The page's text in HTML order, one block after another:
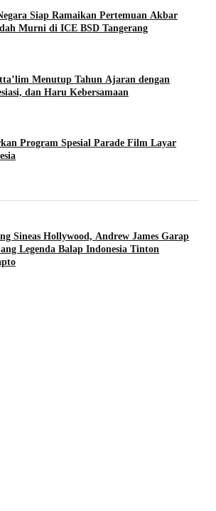
Siap Ramaikan Pertemuan Akbar
Murni di ICE BSD Tangerang
Menutup Tahun Ajaran dengan
dan Haru Kebersamaan
Program Spesial Parade Film Layar
Sineas Hollywood, Andrew James Garap
Legenda Balap Indonesia Tinton